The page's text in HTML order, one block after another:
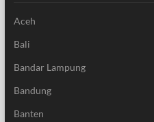
Aceh
Bali
Bandar Lampung
Bandung
Banten